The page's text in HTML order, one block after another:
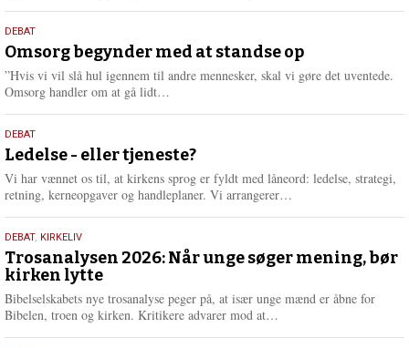
e
r
e
9.
juli
2026
DEBAT
Omsorg begynder med at standse op
”Hvis vi vil slå hul igennem til andre mennesker, skal vi gøre det uventede.
Omsorg handler om at gå lidt…
e
r
e
10.
juni
2026
DEBAT
Ledelse - eller tjeneste?
Vi har vænnet os til, at kirkens sprog er fyldt med låneord: ledelse, strategi,
retning, kerneopgaver og handleplaner. Vi arrangerer…
e
2.
juni
2026
DEBAT, KIRKELIV
Trosanalysen 2026: Når unge søger mening, bør
kirken lytte
Bibelselskabets nye trosanalyse peger på, at især unge mænd er åbne for
Bibelen, troen og kirken. Kritikere advarer mod at…